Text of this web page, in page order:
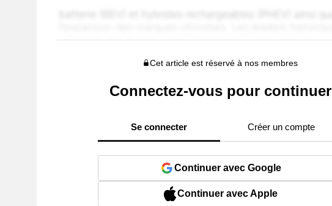
Cet article est réservé à nos membres
Connectez-vous pour continuer
Se connecter Créer un compte
Continuer avec Google
Continuer avec Apple